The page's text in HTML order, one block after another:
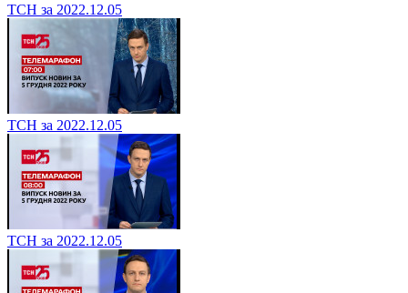
ТСН за 2022.12.05
ТСН за 2022.12.05
ТСН за 2022.12.05